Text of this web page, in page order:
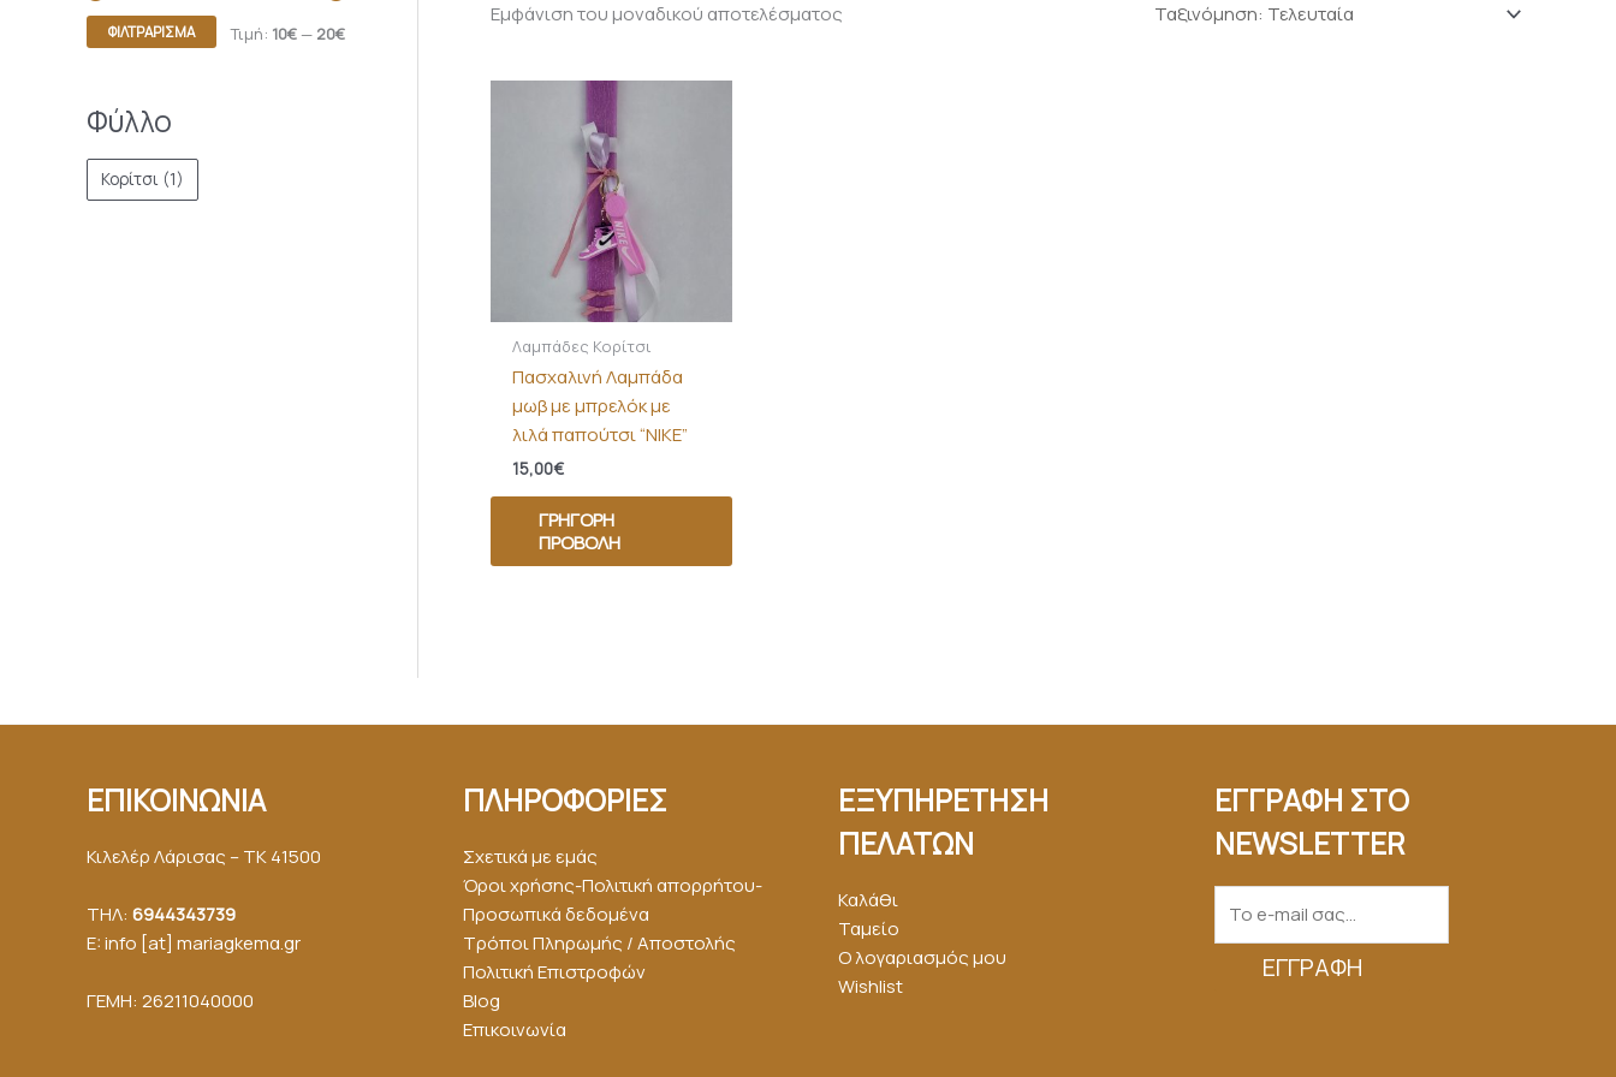
ΦΙΛΤΡΆΡΙΣΜΑ Τιμή: 10€— 20€
Φύλλο
Κορίτσι (1)
Εμφάνιση του μοναδικού αποτελέσματος
Λαμπάδες Κορίτσι
Πασχαλινή Λαμπάδα
μωβ με μπρελόκ με
λιλά παπούτσι “NIKE”
15,00€
ΓΡΉΓΟΡΗ
ΠΡΟΒΟΛΉ
ΕΠΙΚΟΙΝΩΝΙΑ
Κιλελέρ Λάρισας – ΤΚ 41500
ΤΗΛ: 6944343739
E: info [at] mariagkemα.gr
ΓΕΜΗ: 26211040000
ΠΛΗΡΟΦΟΡΙΕΣ
Σχετικά με εμάς
Όροι χρήσης-Πολιτική απορρήτου-
Προσωπικά δεδομένα
Τρόποι Πληρωμής / Αποστολής
Πολιτική Επιστροφών
Blog
Επικοινωνία
ΕΞΥΠΗΡΕΤΗΣΗ
ΠΕΛΑΤΩΝ
Καλάθι
Ταμείο
Ο λογαριασμός μου
Wishlist
ΕΓΓΡΑΦΗ ΣΤΟ
NEWSLETTER
ΕΓΓΡΑΦΉ